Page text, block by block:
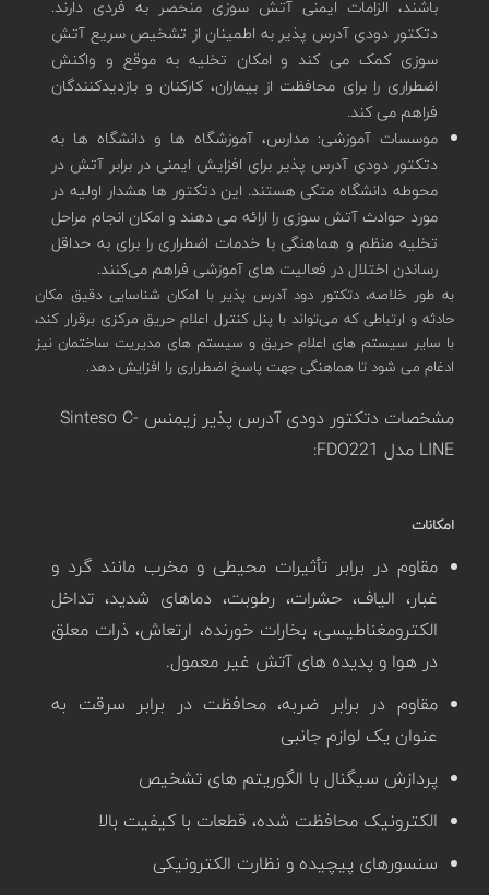
باشند، الزامات ایمنی آتش سوزی منحصر به فردی دارند.
دتکتور دودی آدرس پذیر به اطمینان از تشخیص سریع آتش
سوزی کمک می کند و امکان تخلیه به موقع و واکنش
اضطراری را برای محافظت از بیماران، کارکنان و بازدیدکنندگان
فراهم می کند.
موسسات آموزشی: مدارس، آموزشگاه ها و دانشگاه ها به
دتکتور دودی آدرس پذیر برای افزایش ایمنی در برابر آتش در
محوطه دانشگاه متکی هستند. این دتکتور ها هشدار اولیه در
مورد حوادث آتش‌ سوزی را ارائه می‌ دهند و امکان انجام مراحل
تخلیه منظم و هماهنگی با خدمات اضطراری را برای به حداقل
رساندن اختلال در فعالیت‌ های آموزشی فراهم می‌کنند.
به طور خلاصه، دتکتور دود آدرس پذیر با امکان شناسایی دقیق مکان
حادثه و ارتباطی که می‌تواند با پنل کنترل اعلام حریق مرکزی برقرار کند،
با سایر سیستم های اعلام حریق و سیستم های مدیریت ساختمان نیز
ادغام می شود تا هماهنگی جهت پاسخ اضطراری را افزایش دهد.
مشخصات دتکتور دودی آدرس پذیر زیمنس Sinteso C-
LINE مدل FDO221:
امکانات
مقاوم در برابر تأثیرات محیطی و مخرب مانند گرد و
غبار، الیاف، حشرات، رطوبت، دماهای شدید، تداخل
الکترومغناطیسی، بخارات خورنده، ارتعاش، ذرات معلق
در هوا و پدیده های آتش غیر معمول.
مقاوم در برابر ضربه، محافظت در برابر سرقت به
عنوان یک لوازم جانبی
پردازش سیگنال با الگوریتم های تشخیص
الکترونیک محافظت شده، قطعات با کیفیت بالا
سنسورهای پیچیده و نظارت الکترونیکی